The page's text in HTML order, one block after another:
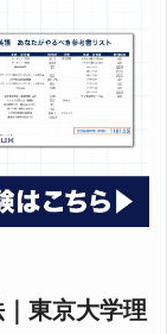
東京大学理